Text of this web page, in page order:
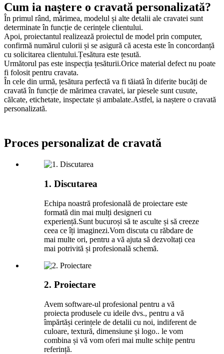
Cum ia naștere o cravată personalizată?
În primul rând, mărimea, modelul și alte detalii ale cravatei sunt
determinate în funcție de cerințele clientului.
Apoi, proiectantul realizează proiectul de model prin computer,
confirmă numărul culorii și se asigură că acesta este în concordanță
cu solicitarea clientului.Țesătura este țesută.
Următorul pas este inspecția țesăturii.Orice material defect nu poate
fi folosit pentru cravata.
În cele din urmă, țesătura perfectă va fi tăiată în diferite bucăți de
cravată în funcție de mărimea cravatei, iar piesele sunt cusute,
călcate, etichetate, inspectate și ambalate.Astfel, ia naștere o cravată
personalizată.
Proces personalizat de cravată
1. Discutarea
Echipa noastră profesională de proiectare este
formată din mai mulți designeri cu
experiență.Sunt bucuroși să te asculte și să creeze
ceea ce îți imaginezi.Vom discuta cu răbdare de
mai multe ori, pentru a vă ajuta să dezvoltați cea
mai potrivită și profesională schemă.
2. Proiectare
Avem software-ul profesional pentru a vă
proiecta produsele cu ideile dvs., pentru a vă
împărtăși cerințele de detalii cu noi, indiferent de
culoare, textură, dimensiune și logo.. le vom
combina și vă vom oferi mai multe schițe pentru
referință.